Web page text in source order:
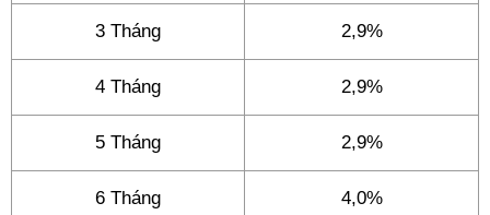
3 Tháng 2,9%
4 Tháng 2,9%
5 Tháng 2,9%
6 Tháng 4,0%